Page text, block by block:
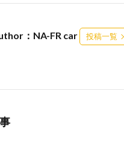
：NA-FR car 投稿一覧